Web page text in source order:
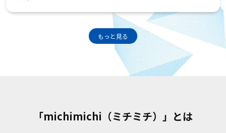
もっと見る
「michimichi（ミチミチ）」とは